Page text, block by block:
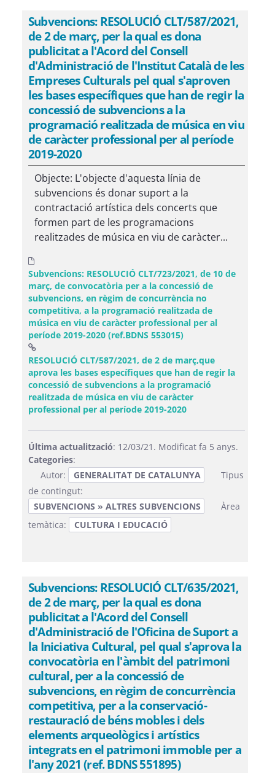
Subvencions: RESOLUCIÓ CLT/587/2021,
de 2 de març, per la qual es dona
publicitat a l'Acord del Consell
d'Administració de l'Institut Català de les
Empreses Culturals pel qual s'aproven
les bases específiques que han de regir la
concessió de subvencions a la
programació realitzada de música en viu
de caràcter professional per al període
2019-2020
Objecte: L'objecte d'aquesta línia de
subvencions és donar suport a la
contractació artística dels concerts que
formen part de les programacions
realitzades de música en viu de caràcter...
Subvencions: RESOLUCIÓ CLT/723/2021, de 10 de
març, de convocatòria per a la concessió de
subvencions, en règim de concurrència no
competitiva, a la programació realitzada de
música en viu de caràcter professional per al
període 2019-2020 (ref.BDNS 553015)
RESOLUCIÓ CLT/587/2021, de 2 de març,que
aprova les bases específiques que han de regir la
concessió de subvencions a la programació
realitzada de música en viu de caràcter
professional per al període 2019-2020(Obre una finestra
Última actualització: 12/03/21. Modificat fa 5 anys.
Categories:
Autor:
GENERALITAT DE CATALUNYA
Tipus
de contingut:
SUBVENCIONS » ALTRES SUBVENCIONS
Àrea
temàtica:
CULTURA I EDUCACIÓ
Subvencions: RESOLUCIÓ CLT/635/2021,
de 2 de març, per la qual es dona
publicitat a l'Acord del Consell
d'Administració de l'Oficina de Suport a
la Iniciativa Cultural, pel qual s'aprova la
convocatòria en l'àmbit del patrimoni
cultural, per a la concessió de
subvencions, en règim de concurrència
competitiva, per a la conservació-
restauració de béns mobles i dels
elements arqueològics i artístics
integrats en el patrimoni immoble per a
l'any 2021 (ref. BDNS 551895)